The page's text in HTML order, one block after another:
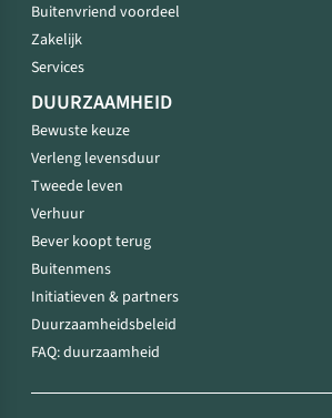
Buitenvriend voordeel
Zakelijk
Services
DUURZAAMHEID
Bewuste keuze
Verleng levensduur
Tweede leven
Verhuur
Bever koopt terug
Buitenmens
Initiatieven & partners
Duurzaamheidsbeleid
FAQ: duurzaamheid